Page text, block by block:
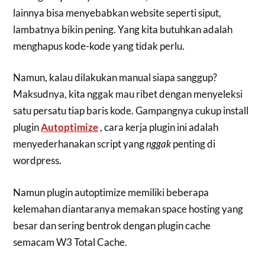
lainnya bisa menyebabkan website seperti siput,
lambatnya bikin pening. Yang kita butuhkan adalah
menghapus kode-kode yang tidak perlu.
Namun, kalau dilakukan manual siapa sanggup?
Maksudnya, kita nggak mau ribet dengan menyeleksi
satu persatu tiap baris kode. Gampangnya cukup install
pluginAutoptimize, cara kerja plugin ini adalah
menyederhanakan script yangnggakpenting di
wordpress.
Namun plugin autoptimize memiliki beberapa
kelemahan diantaranya memakan space hosting yang
besar dan sering bentrok dengan plugin cache
semacam W3 Total Cache.